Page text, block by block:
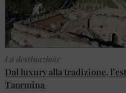
La destinazione
Dal luxury alla tradizione,
Taormina